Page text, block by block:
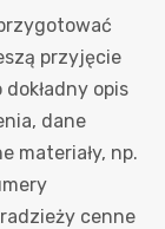
przyjęcie
opis
dane
materiały, np.
cenne